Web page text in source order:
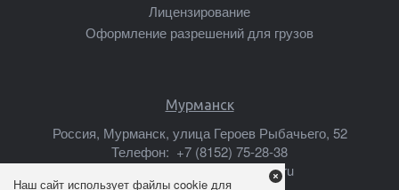
Лицензирование
Оформление разрешений для грузов
Мурманск
Россия, Мурманск, улица Героев Рыбачьего, 52
Телефон: +7 (8152) 75-28-38
Почта:murmansk@mscsert.ru
Наш сайт использует файлы cookie для